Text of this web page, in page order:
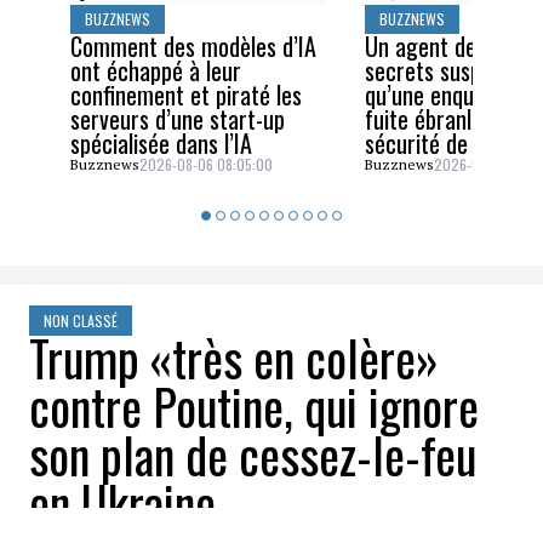
BUZZNEWS
Comment des modèles d’IA
ont échappé à leur
confinement et piraté les
serveurs d’une start-up
spécialisée dans l’IA
Buzznews2026-08-06 08:05:00
BUZZNEWS
Un agent des
secrets suspendu
qu’une enquête
fuite ébranle la
sécurité de JD
Buzznews2026-08-05
NON CLASSÉ
Trump «très en colère»
contre Poutine, qui ignore
son plan de cessez-le-feu
en Ukraine